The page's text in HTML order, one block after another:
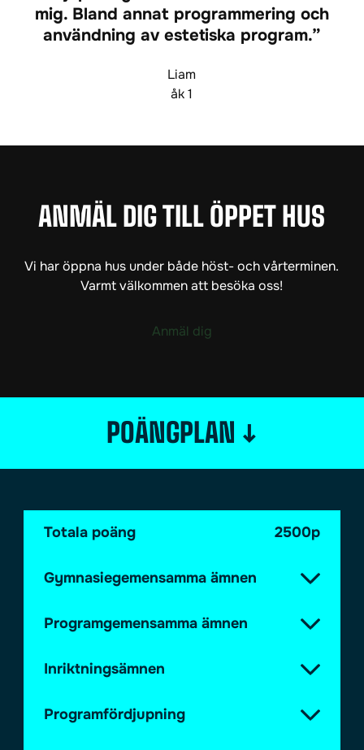
mig. Bland annat programmering och
användning av estetiska program.
Liam
åk 1
ANMÄL DIG TILL ÖPPET HUS
Vi har öppna hus under både höst- och vårterminen.
Varmt välkommen att besöka oss!
Anmäl dig
POÄNGPLAN ↓
Totala poäng 2500p
Gymnasiegemensamma ämnen
Programgemensamma ämnen
Inriktningsämnen
Programfördjupning